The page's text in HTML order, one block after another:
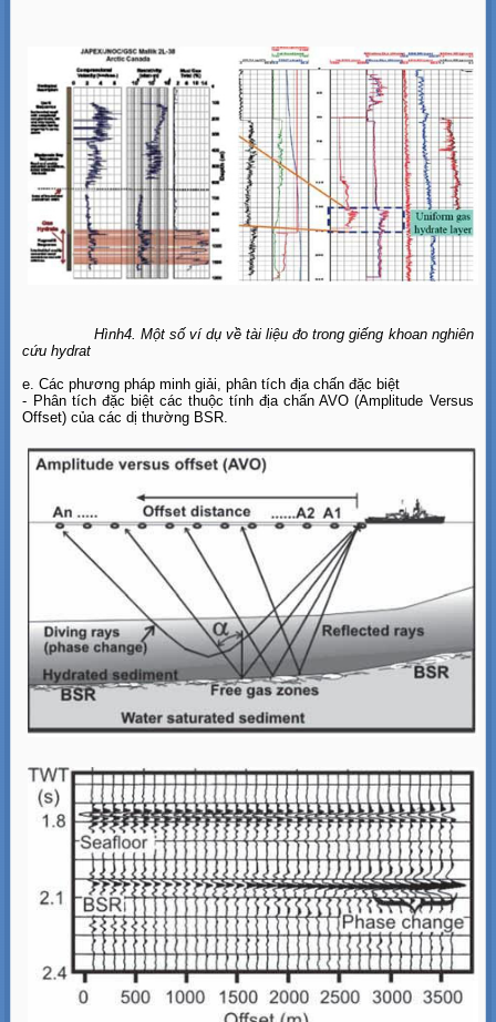
Hình4. Một số ví dụ về tài liệu đo trong giếng khoan nghiên
cứu hydrat
e. Các phương pháp minh giải, phân tích địa chấn đặc biệt
- Phân tích đặc biệt các thuộc tính địa chấn AVO (Amplitude Versus
Offset) của các dị thường BSR.